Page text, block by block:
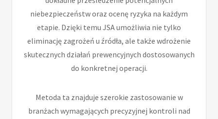
niebezpieczeństw oraz ocenę ryzyka na każdym
etapie. Dzięki temu JSA umożliwia nie tylko
eliminację zagrożeń u źródła, ale także wdrożenie
skutecznych działań prewencyjnych dostosowanych
do konkretnej operacji.
Metoda ta znajduje szerokie zastosowanie w
branżach wymagających precyzyjnej kontroli nad